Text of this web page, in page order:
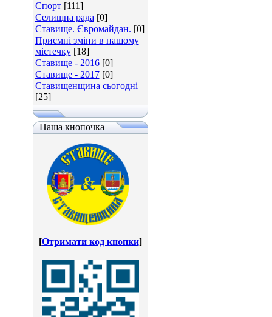
Спорт [111]
Селищна рада [0]
Ставище. Євромайдан. [0]
Приємні зміни в нашому
містечку [18]
Ставище - 2016 [0]
Ставище - 2017 [0]
Ставищенщина сьогодні
[25]
Наша кнопочка
[Отримати код кнопки]